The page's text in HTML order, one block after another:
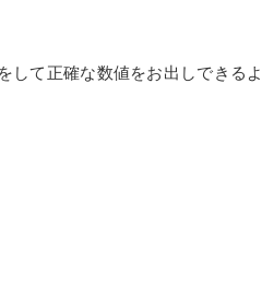
して正確な数値をお出しできる